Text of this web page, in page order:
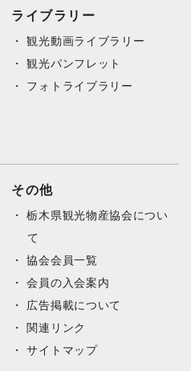
ライブラリー
観光動画ライブラリー
観光パンフレット
フォトライブラリー
その他
栃木県観光物産協会につい
て
協会会員一覧
会員の入会案内
広告掲載について
関連リンク
サイトマップ